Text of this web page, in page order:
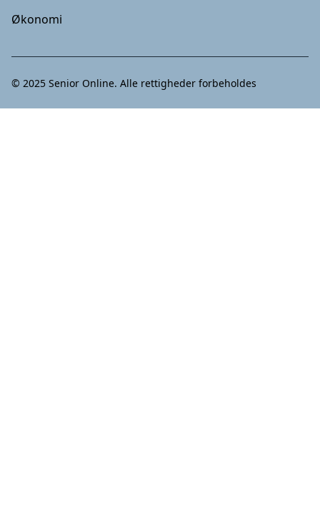
Økonomi
© 2025 Senior Online. Alle rettigheder forbeholdes